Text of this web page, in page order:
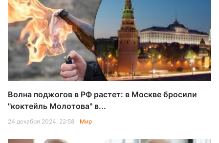
Волна поджогов в РФ растет: в Москве бросили
"коктейль Молотова" в...
24 декабря 2024, 22:58 Мир